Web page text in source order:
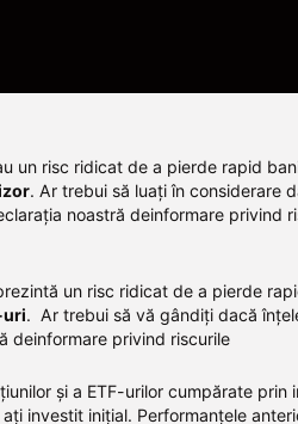
un risc ridicat de a pierde rapid
. Ar trebui să luați în considerare
noastră deinformare privind
un risc ridicat de a pierde
uri. Ar trebui să vă gândiți dacă
deinformare privind riscurile
și a ETF-urilor cumpărate
investit inițial. Performanțele